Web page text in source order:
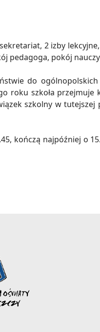
2 izby
pedagoga, pokój
do
roku szkoła
szkolny w
kończą najpóźniej o